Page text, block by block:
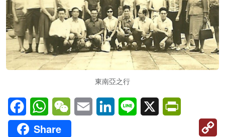
東南亞之行
FacebookWhatsAppWeChatEmail LinkedInLine X
Share